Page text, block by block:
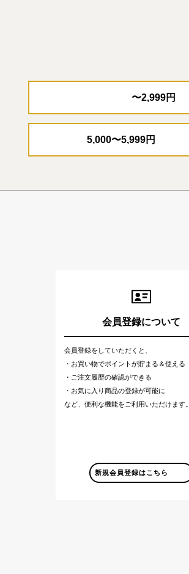
〜2,999円
5,000〜5,999円
会員登録について
会員登録をしていただくと、
・お買い物でポイントが貯まる＆使える
・ご注文履歴の確認ができる
・お気に入り商品の登録が可能に
など、便利な機能をご利用いただけます。
新規会員登録はこちら